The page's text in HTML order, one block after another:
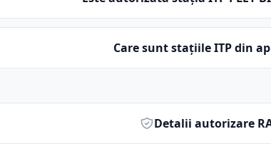
Care sunt stațiile ITP din
Detalii autorizare